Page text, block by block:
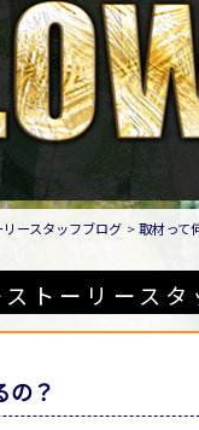
ースタッフブログ 取材って
トーリースタ
の？